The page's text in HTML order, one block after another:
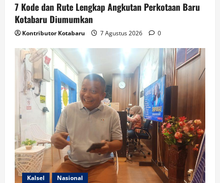
7 Kode dan Rute Lengkap Angkutan Perkotaan Baru
Kotabaru Diumumkan
Kontributor Kotabaru 7 Agustus 2026 0
Kalsel Nasional